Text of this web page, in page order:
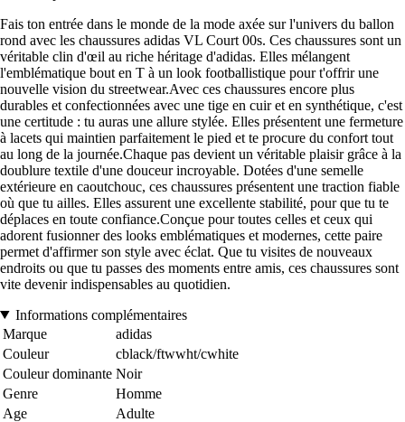
Fais ton entrée dans le monde de la mode axée sur l'univers du ballon
rond avec les chaussures adidas VL Court 00s. Ces chaussures sont un
véritable clin d'œil au riche héritage d'adidas. Elles mélangent
l'emblématique bout en T à un look footballistique pour t'offrir une
nouvelle vision du streetwear.Avec ces chaussures encore plus
durables et confectionnées avec une tige en cuir et en synthétique, c'est
une certitude : tu auras une allure stylée. Elles présentent une fermeture
à lacets qui maintien parfaitement le pied et te procure du confort tout
au long de la journée.Chaque pas devient un véritable plaisir grâce à la
doublure textile d'une douceur incroyable. Dotées d'une semelle
extérieure en caoutchouc, ces chaussures présentent une traction fiable
où que tu ailles. Elles assurent une excellente stabilité, pour que tu te
déplaces en toute confiance.Conçue pour toutes celles et ceux qui
adorent fusionner des looks emblématiques et modernes, cette paire
permet d'affirmer son style avec éclat. Que tu visites de nouveaux
endroits ou que tu passes des moments entre amis, ces chaussures sont
vite devenir indispensables au quotidien.
Informations complémentaires
Marque
adidas
Couleur
cblack/ftwwht/cwhite
Couleur dominante Noir
Genre
Homme
Age
Adulte